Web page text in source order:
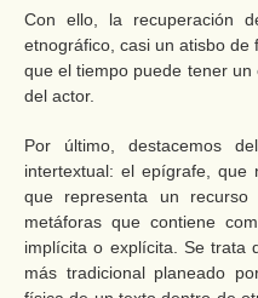
Con ello, la recuperación
etnográfico, casi un atisbo
que el tiempo puede tener
del actor.
Por último, destacemos
intertextual: el epígrafe, que
que representa un
metáforas que contiene
implícita o explícita. Se trata
más tradicional planeado